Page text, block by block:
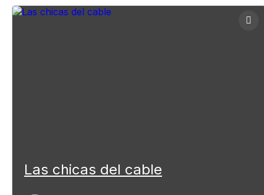
Las chicas del cable